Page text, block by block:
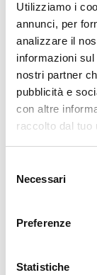
Utilizziamo i
annunci, per
analizzare il
informazioni
nostri partner
pubblicità e
con altre
raccolto dal tuo
delNecessari
Preferenze
Statistiche
ALLENATI CON